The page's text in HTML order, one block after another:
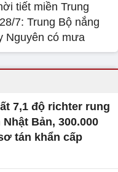
tiết miền Trung
7: Trung Bộ nắng
Nguyên có mưa
7,1 độ richter rung
Bản, 300.000
tán khẩn cấp